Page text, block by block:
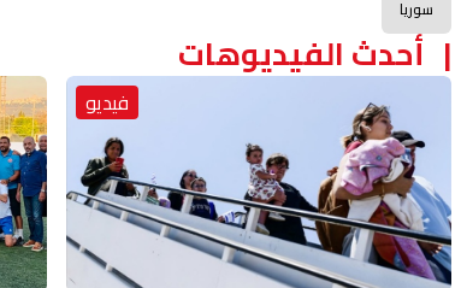
سوريا
أحدث الفيديوهات
فيديو